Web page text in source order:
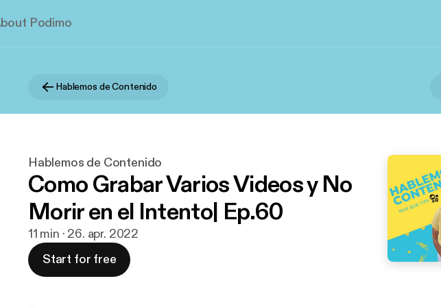
Podimo
Hablemos de Contenido
Hablemos de Contenido
Como Grabar Varios Videos y No
Morir en el Intento| Ep.60
11 min · 26. apr. 2022
Start for free